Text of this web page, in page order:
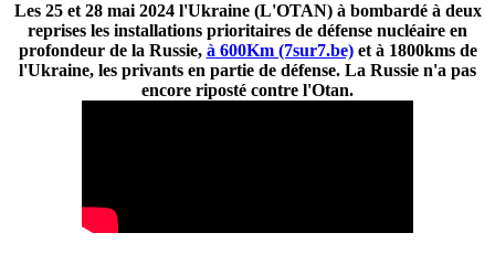
Les 25 et 28 mai 2024 l'Ukraine (L'OTAN) à bombardé à deux
reprises les installations prioritaires de défense nucléaire en
profondeur de la Russie, à 600Km (7sur7.be)et à 1800kms de
l'Ukraine, les privants en partie de défense. La Russie n'a pas
encore riposté contre l'Otan.